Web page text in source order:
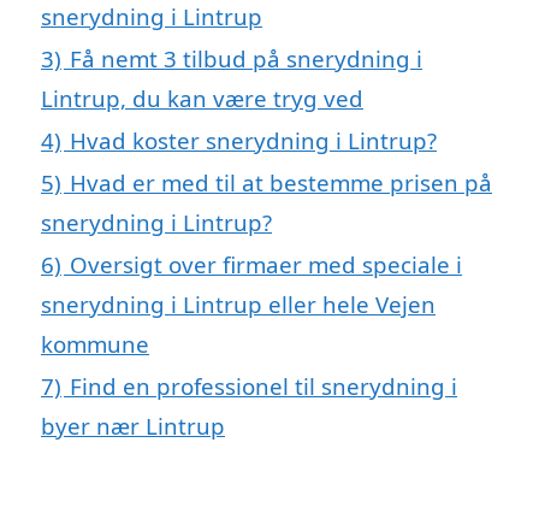
snerydning i Lintrup
3) Få nemt 3 tilbud på snerydning i
Lintrup, du kan være tryg ved
4) Hvad koster snerydning i Lintrup?
5) Hvad er med til at bestemme prisen på
snerydning i Lintrup?
6) Oversigt over firmaer med speciale i
snerydning i Lintrup eller hele Vejen
kommune
7) Find en professionel til snerydning i
byer nær Lintrup